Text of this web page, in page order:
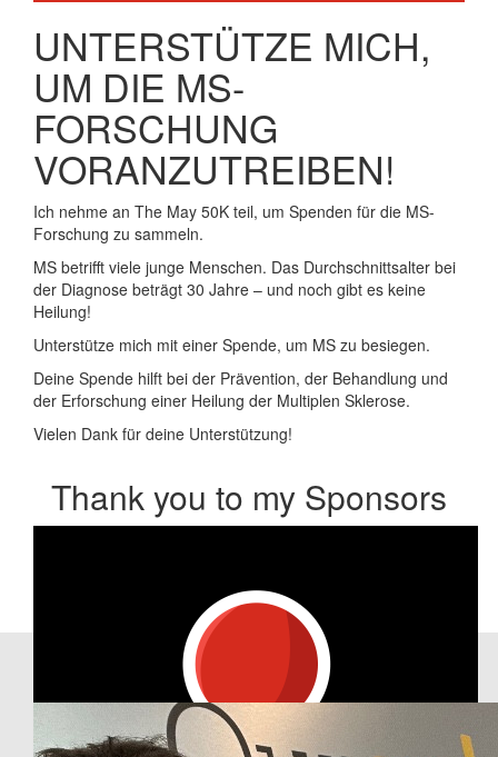
UNTERSTÜTZE MICH,
UM DIE MS-
FORSCHUNG
VORANZUTREIBEN!
Ich nehme an The May 50K teil, um Spenden für die MS-
Forschung zu sammeln.
MS betrifft viele junge Menschen. Das Durchschnittsalter bei
der Diagnose beträgt 30 Jahre – und noch gibt es keine
Heilung!
Unterstütze mich mit einer Spende, um MS zu besiegen.
Deine Spende hilft bei der Prävention, der Behandlung und
der Erforschung einer Heilung der Multiplen Sklerose.
Vielen Dank für deine Unterstützung!
Thank you to my Sponsors
Our Team Members